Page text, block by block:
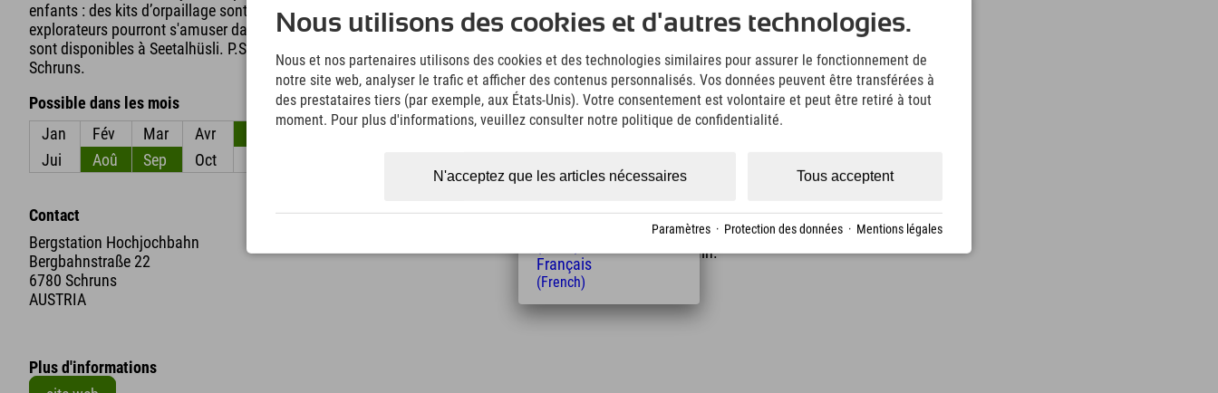
enfants : des kits d’orpaillage sont disponibles à la location au Seetal, à Silvretta Montafon. Ainsi, les petits
explorateurs pourront s'amuser dans les ruisseaux ;) Et si la faim se fait sentir ? Des en-cas et des boissons
sont disponibles à Seetalhüsli. P.S. Le téléphérique Hochjochbahn est à 10 minutes à pied de la gare de
Schruns.
Possible dans les mois
Jan
Fév Mar Avr
Jui
Aoû Sep Oct
Contact
Bergstation Hochjochbahn
Bergbahnstraße 22
6780 Schruns
AUSTRIA
Distance de l'hôtel
12 km 15 Min.
Plus d'informations
Nous utilisons des cookies et d'autres technologies.
Nous et nos partenaires utilisons des cookies et des technologies similaires pour assurer le fonctionnement de
notre site web, analyser le trafic et afficher des contenus personnalisés. Vos données peuvent être transférées à
des prestataires tiers (par exemple, aux États-Unis). Votre consentement est volontaire et peut être retiré à tout
moment. Pour plus d'informations, veuillez consulter notre politique de confidentialité.
Tous acceptent
N'acceptez que les articles nécessaires
Paramètres · Protection des données · Mentions légales
Deutsch
(German)
(English)
Italiano
(Italian)
Čeština
(Polish)
(Hungarian)
Français
(French)